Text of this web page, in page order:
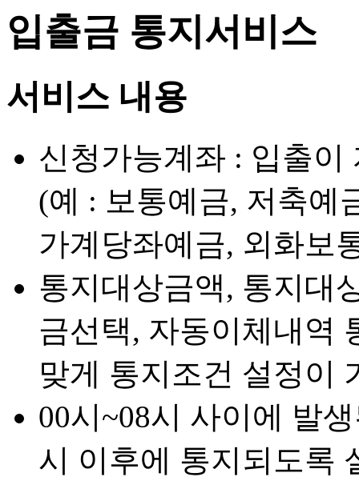
입출금 통지서비스
서비스 내용
신청가능계좌 : 입출이
(예 : 보통예금, 저축예
가계당좌예금, 외화보
통지대상금액, 통지대
금선택, 자동이체내역
맞게 통지조건 설정이
00시~08시 사이에 발
시 이후에 통지되도록